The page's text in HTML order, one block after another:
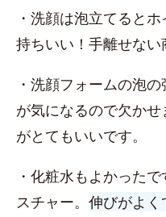
・洗顔は泡立てると
持ちいい！手離せない
・洗顔フォームの泡
が気になるので欠か
がとてもいいです。
・化粧水もよかった
スチャー。 伸びがよく